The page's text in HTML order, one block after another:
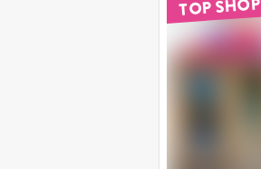
TOP SHOP